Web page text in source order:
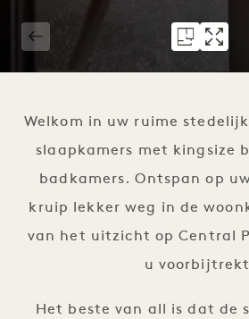
Welkom in uw ruime
slaapkamers met kingsize
badkamers. Ontspan op
kruip lekker weg in de
van het uitzicht op Central
u
Het beste van all is dat de